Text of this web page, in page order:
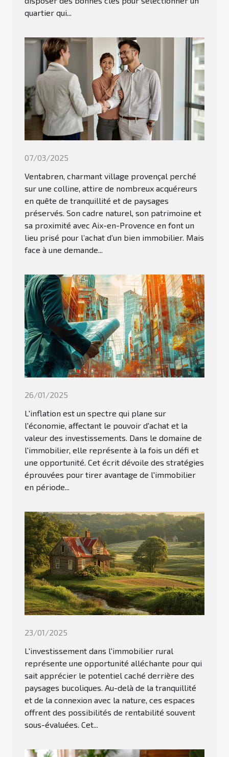
quartier qui...
07/03/2025
Ventabren, charmant village provençal perché
sur une colline, attire de nombreux acquéreurs
en quête de tranquillité et de paysages
préservés. Son cadre naturel, son patrimoine et
sa proximité avec Aix-en-Provence en font un
lieu prisé pour l’achat d’un bien immobilier. Mais
face à une demande...
26/01/2025
L'inflation est un spectre qui plane sur
l'économie, affectant le pouvoir d'achat et la
valeur des investissements. Dans le domaine de
l'immobilier, elle représente à la fois un défi et
une opportunité. Cet écrit dévoile des stratégies
éprouvées pour tirer avantage de l'immobilier
en période...
23/01/2025
L'investissement dans l'immobilier rural
représente une opportunité alléchante pour qui
sait apprécier le potentiel caché derrière des
paysages bucoliques. Au-delà de la tranquillité
et de la connexion avec la nature, ces espaces
offrent des possibilités de rentabilité souvent
sous-évaluées. Cet...